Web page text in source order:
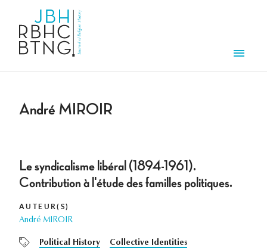
André MIROIR
Le syndicalisme libéral (1894-1961).
Contribution à l'étude des familles politiques.
AUTEUR(S)
André MIROIR
Political History Collective Identities